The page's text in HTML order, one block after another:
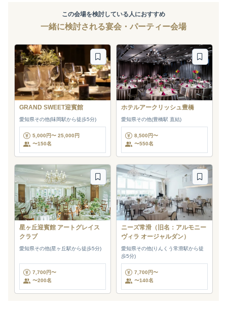
この会場を検討している人におすすめ
一緒に検討される宴会・パーティー会場
GRAND SWEET迎賓館
愛知県その他(味岡駅から徒歩5分)
5,000円〜 25,000円
〜150名
ホテルアークリッシュ豊橋
愛知県その他(豊橋駅 直結)
8,500円〜
〜550名
星ヶ丘迎賓館 アートグレイス
クラブ
愛知県その他(星ヶ丘駅から徒歩5分)
7,700円〜
〜200名
ニーズ常滑（旧名：アルモニー
ヴィラ オージャルダン）
愛知県その他(りんくう常滑駅から徒
歩5分)
7,700円〜
〜140名